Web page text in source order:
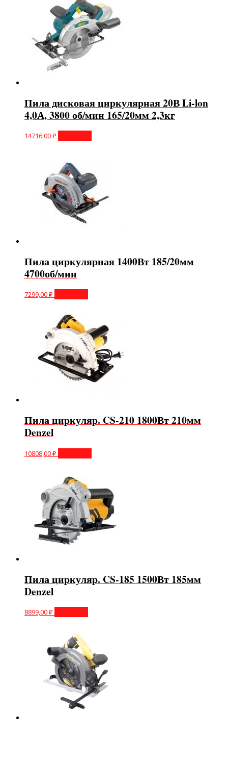
Пила дисковая циркулярная 20В Li-lon
4,0А, 3800 об/мин 165/20мм 2,3кг
14716,00₽
Пила циркулярная 1400Вт 185/20мм
4700об/мин
7299,00₽
Пила циркуляр. CS-210 1800Вт 210мм
Denzel
10808,00₽
Пила циркуляр. CS-185 1500Вт 185мм
Denzel
8899,00₽